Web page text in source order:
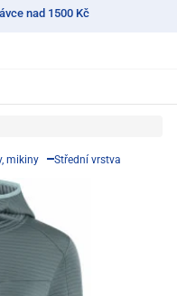
nad 1500 Kč
mikiny Střední vrstva